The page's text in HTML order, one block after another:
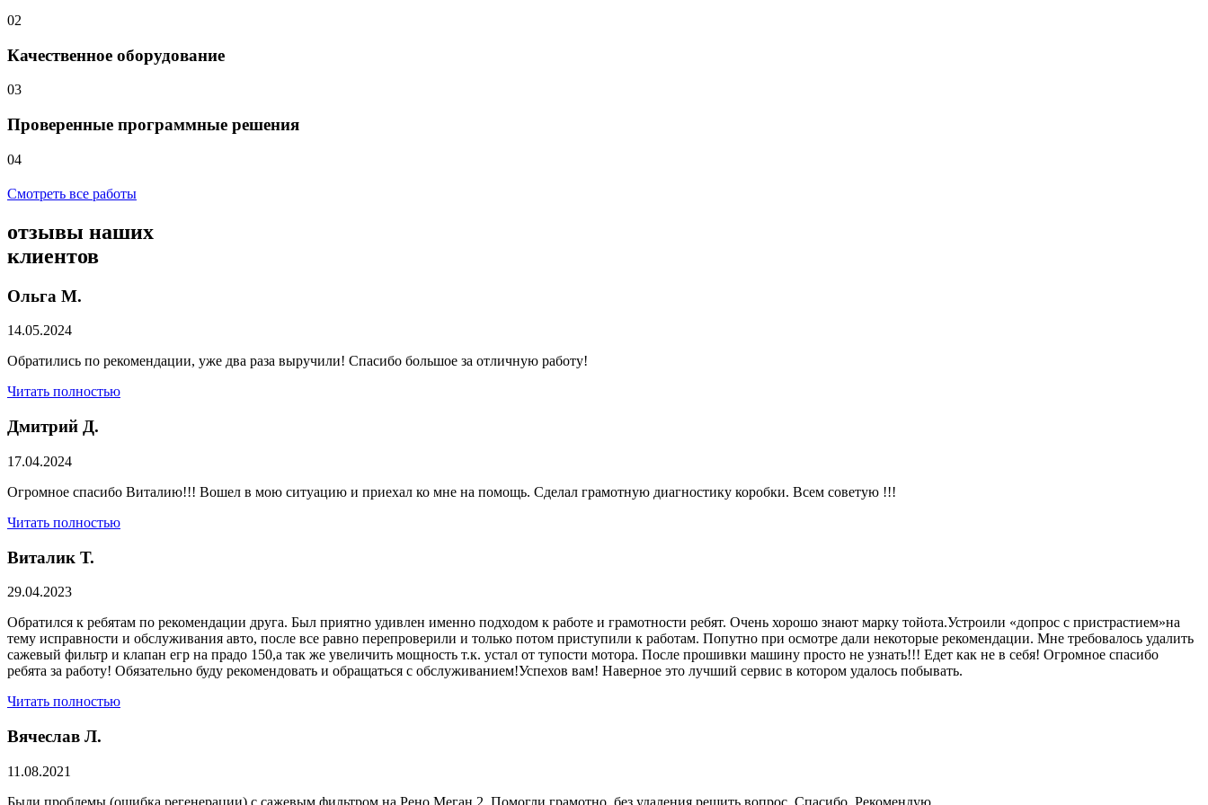
02
Качественное оборудование
03
Проверенные программные решения
04
Смотреть все работы
отзывы наших
клиентов
Ольга М.
14.05.2024
Обратились по рекомендации, уже два раза выручили! Спасибо большое за отличную работу!
Читать полностью
Дмитрий Д.
17.04.2024
Огромное спасибо Виталию!!! Вошел в мою ситуацию и приехал ко мне на помощь. Сделал грамотную диагностику коробки. Всем советую !!!
Читать полностью
Виталик Т.
29.04.2023
Обратился к ребятам по рекомендации друга. Был приятно удивлен именно подходом к работе и грамотности ребят. Очень хорошо знают марку тойота.Устроили «допрос с пристрастием»на
тему исправности и обслуживания авто, после все равно перепроверили и только потом приступили к работам. Попутно при осмотре дали некоторые рекомендации. Мне требовалось удалить
сажевый фильтр и клапан егр на прадо 150,а так же увеличить мощность т.к. устал от тупости мотора. После прошивки машину просто не узнать!!! Едет как не в себя! Огромное спасибо
ребята за работу! Обязательно буду рекомендовать и обращаться с обслуживанием!Успехов вам! Наверное это лучший сервис в котором удалось побывать.
Читать полностью
Вячеслав Л.
11.08.2021
Были проблемы (ошибка регенерации) с сажевым фильтром на Рено Меган 2. Помогли грамотно, без удаления решить вопрос. Спасибо. Рекомендую.